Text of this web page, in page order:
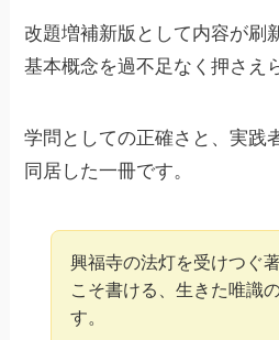
改題増補新版として内容が刷
基本概念を過不足なく押さえ
学問としての正確さと、実践
同居した一冊です。
興福寺の法灯を受けつぐ
こそ書ける、生きた唯識
す。